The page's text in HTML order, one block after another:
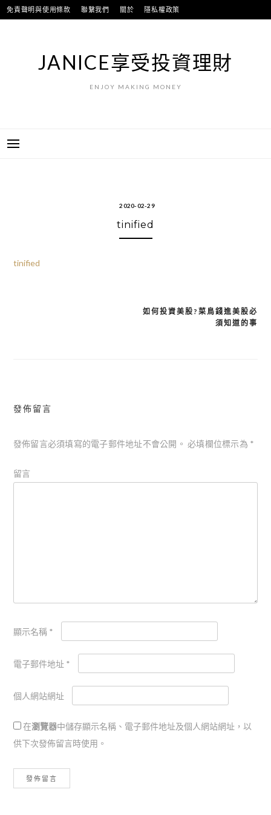
跳
至
免責聲明與使用條款 聯繫我們 關於 隱私權政策
JANICE享受投資理財
ENJOY MAKING MONEY
2020-02-29
tinified
tinified
如何投資美股?菜鳥錢進美股必
須知道的事
發佈留言
發佈留言必須填寫的電子郵件地址不會公開。 必填欄位標示為 *
留言
顯示名稱 *
電子郵件地址 *
個人網站網址
在瀏覽器中儲存顯示名稱、電子郵件地址及個人網站網址，以
供下次發佈留言時使用。